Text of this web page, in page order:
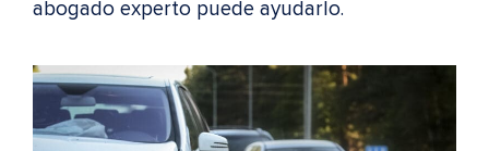
abogado experto puede ayudarlo.